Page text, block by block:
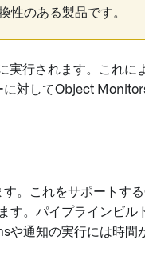
性のある製品です。
行されます。これに
対してObject
。これをサポートす
。パイプラインビル
通知の実行には時間